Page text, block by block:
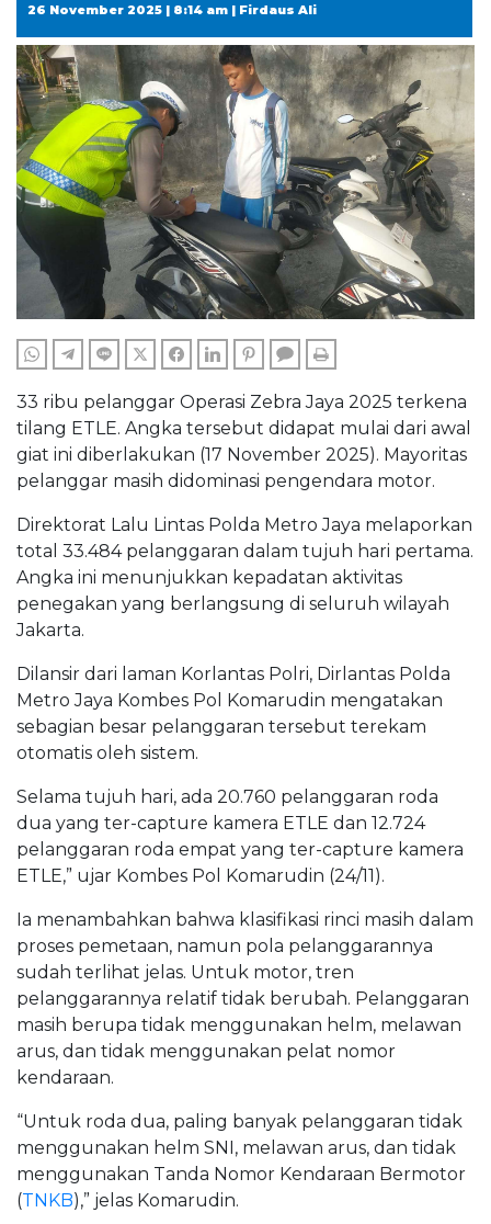
26 November 2025 | 8:14 am | Firdaus Ali
WHATSAPPTELEGRAM
LINE TWITTERFACEBOOKLINKEDINPINTERESTCOMMENTS
33 ribu pelanggar Operasi Zebra Jaya 2025 terkena
tilang ETLE. Angka tersebut didapat mulai dari awal
giat ini diberlakukan (17 November 2025). Mayoritas
pelanggar masih didominasi pengendara motor.
Direktorat Lalu Lintas Polda Metro Jaya melaporkan
total 33.484 pelanggaran dalam tujuh hari pertama.
Angka ini menunjukkan kepadatan aktivitas
penegakan yang berlangsung di seluruh wilayah
Jakarta.
Dilansir dari laman Korlantas Polri, Dirlantas Polda
Metro Jaya Kombes Pol Komarudin mengatakan
sebagian besar pelanggaran tersebut terekam
otomatis oleh sistem.
Selama tujuh hari, ada 20.760 pelanggaran roda
dua yang ter-capture kamera ETLE dan 12.724
pelanggaran roda empat yang ter-capture kamera
ETLE,” ujar Kombes Pol Komarudin (24/11).
Ia menambahkan bahwa klasifikasi rinci masih dalam
proses pemetaan, namun pola pelanggarannya
sudah terlihat jelas. Untuk motor, tren
pelanggarannya relatif tidak berubah. Pelanggaran
masih berupa tidak menggunakan helm, melawan
arus, dan tidak menggunakan pelat nomor
kendaraan.
“Untuk roda dua, paling banyak pelanggaran tidak
menggunakan helm SNI, melawan arus, dan tidak
menggunakan Tanda Nomor Kendaraan Bermotor
(TNKB),” jelas Komarudin.